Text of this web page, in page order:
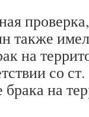
также имел
на
со
на